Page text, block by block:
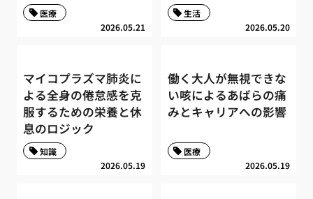
2026.05.21
医療
2026.05.20
生活
マイコプラズマ肺炎に
よる全身の倦怠感を克
服するための栄養と休
息のロジック
2026.05.19
知識
働く大人が無視できな
い咳によるあばらの痛
みとキャリアへの影響
2026.05.19
医療